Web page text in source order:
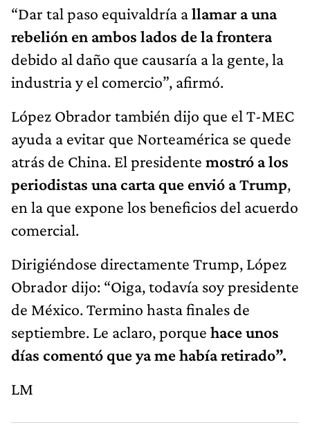
“Dar tal paso equivaldría allamar a una
rebelión en ambos lados de la frontera
debido al daño que causaría a la gente, la
industria y el comercio”, afirmó.
López Obrador también dijo que el T-MEC
ayuda a evitar que Norteamérica se quede
atrás de China. El presidente mostró a los
periodistas una carta que envió a Trump,
en la que expone los beneficios del acuerdo
comercial.
Dirigiéndose directamente Trump, López
Obrador dijo: “Oiga, todavía soy presidente
de México. Termino hasta finales de
septiembre. Le aclaro, porque hace unos
días comentó que ya me había retirado”.
LM